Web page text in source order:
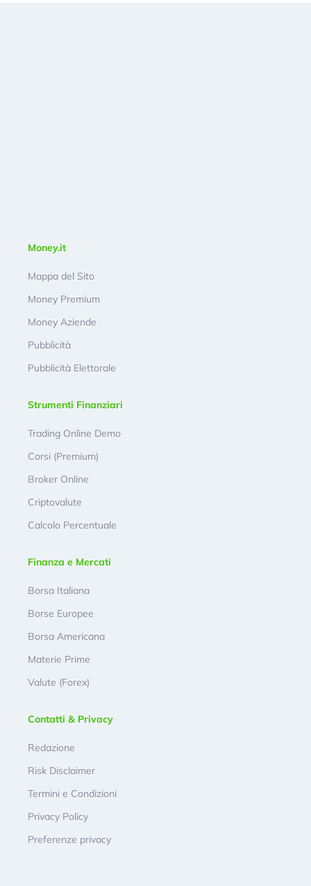
Money.it
Mappa del Sito
Money Premium
Money Aziende
Pubblicità
Pubblicità Elettorale
Strumenti Finanziari
Trading Online Demo
Corsi (Premium)
Broker Online
Criptovalute
Calcolo Percentuale
Finanza e Mercati
Borsa Italiana
Borse Europee
Borsa Americana
Materie Prime
Valute (Forex)
Contatti & Privacy
Redazione
Risk Disclaimer
Termini e Condizioni
Privacy Policy
Preferenze privacy